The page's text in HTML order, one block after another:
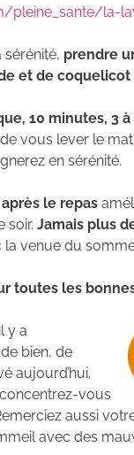
pleine_sante/la-
prendre
et de coquelicot
10 minutes, 3 à
vous lever le
en sérénité.
le repas
soir. Jamais plus
venue du
toutes les
y a
bien, de
aujourd’hui.
vous
aussi
avec des